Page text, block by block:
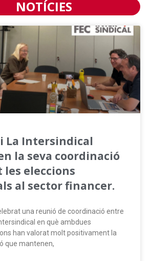
NOTÍCIES
i La Intersindical
la seva coordinació
les eleccions
al sector financer.
una reunió de coordinació entre
en què ambdues
han valorat molt positivament la
que mantenen,